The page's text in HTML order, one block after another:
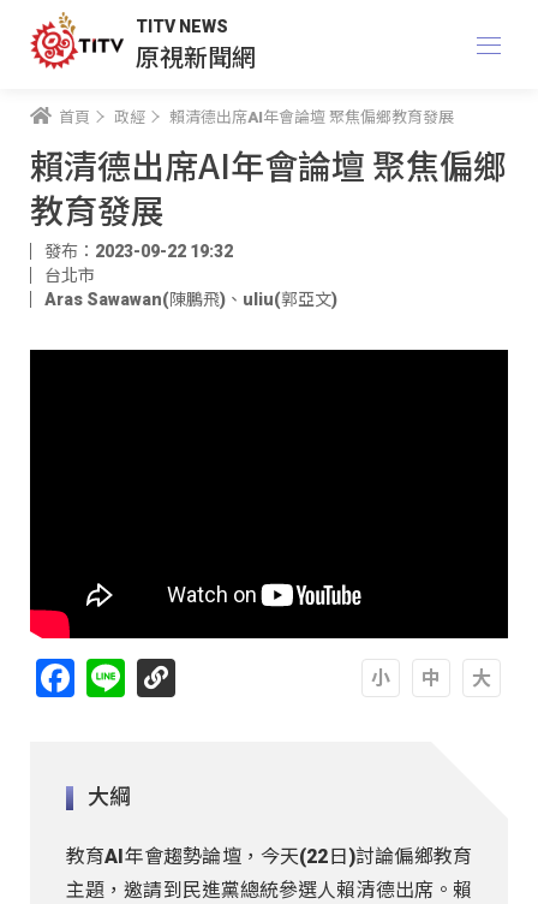
TITV NEWS
原視新聞網
首頁 政經 賴清德出席AI年會論壇 聚焦偏鄉教育發展
賴清德出席AI年會論壇 聚焦偏鄉
教育發展
發布：2023-09-22 19:32
台北市
Aras Sawawan(陳鵬飛) 、 uliu(郭亞文)
Facebook
Line
大綱
教育AI年會趨勢論壇，今天(22日)討論偏鄉教育
主題，邀請到民進黨總統參選人賴清德出席。賴